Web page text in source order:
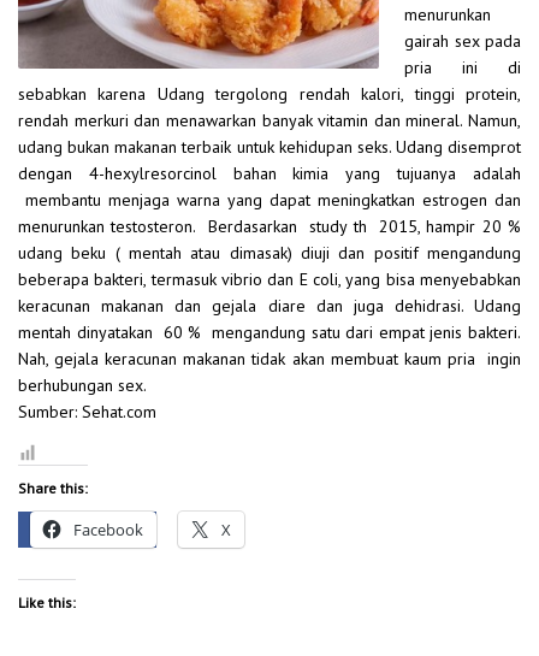
menurunkan
gairah sex pada
pria ini di
sebabkan karena Udang tergolong rendah kalori, tinggi protein,
rendah merkuri dan menawarkan banyak vitamin dan mineral. Namun,
udang bukan makanan terbaik untuk kehidupan seks. Udang disemprot
dengan 4-hexylresorcinol bahan kimia yang tujuanya adalah
membantu menjaga warna yang dapat meningkatkan estrogen dan
menurunkan testosteron. Berdasarkan study th 2015, hampir 20 %
udang beku ( mentah atau dimasak) diuji dan positif mengandung
beberapa bakteri, termasuk vibrio dan E coli, yang bisa menyebabkan
keracunan makanan dan gejala diare dan juga dehidrasi. Udang
mentah dinyatakan 60 % mengandung satu dari empat jenis bakteri.
Nah, gejala keracunan makanan tidak akan membuat kaum pria ingin
berhubungan sex.
Sumber: Sehat.com
Share this:
Facebook X
Like this: